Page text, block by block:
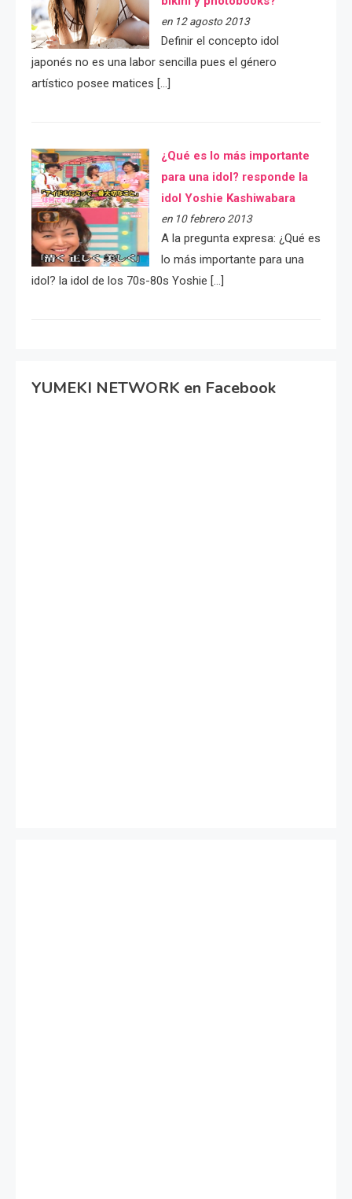
en 12 agosto 2013
Definir el concepto idol
japonés no es una labor sencilla pues el género
artístico posee matices […]
¿Qué es lo más importante
para una idol? responde la
idol Yoshie Kashiwabara
en 10 febrero 2013
A la pregunta expresa: ¿Qué es
lo más importante para una
idol? la idol de los 70s-80s Yoshie […]
YUMEKI NETWORK en Facebook